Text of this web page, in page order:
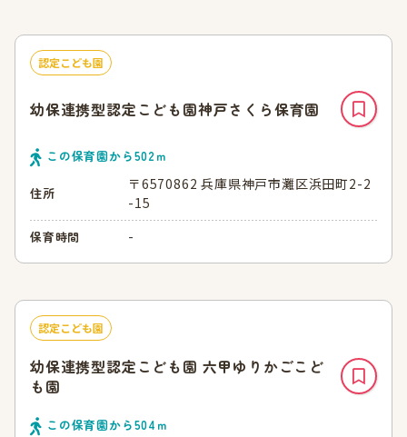
認定こども園
幼保連携型認定こども園神戸さくら保育園
この保育園から502ｍ
住所
〒6570862 兵庫県神戸市灘区浜田町2-2
-15
保育時間 -
認定こども園
幼保連携型認定こども園 六甲ゆりかごこど
も園
この保育園から504 ｍ